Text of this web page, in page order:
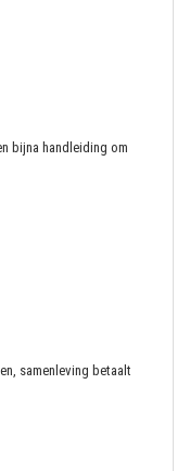
bijna handleiding om
samenleving betaalt